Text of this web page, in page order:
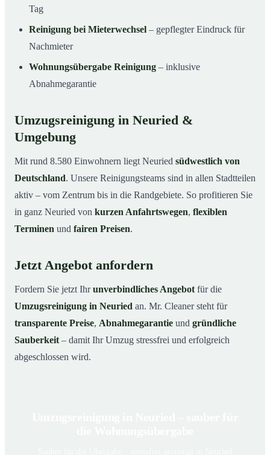
Tag
Reinigung bei Mieterwechsel – gepflegter Eindruck für
Nachmieter
Wohnungsübergabe Reinigung – inklusive
Abnahmegarantie
Umzugsreinigung in Neuried &
Umgebung
Mit rund 8.580 Einwohnern liegt Neuried südwestlich von
Deutschland. Unsere Reinigungsteams sind in allen Stadtteilen
aktiv – vom Zentrum bis in die Randgebiete. So profitieren Sie
in ganz Neuried von kurzen Anfahrtswegen, flexiblen
Terminen und fairen Preisen.
Jetzt Angebot anfordern
Fordern Sie jetzt Ihrunverbindliches Angebot für die
Umzugsreinigung in Neuried an. Mr. Cleaner steht für
transparente Preise, Abnahmegarantie und gründliche
Sauberkeit – damit Ihr Umzug stressfrei und erfolgreich
abgeschlossen wird.